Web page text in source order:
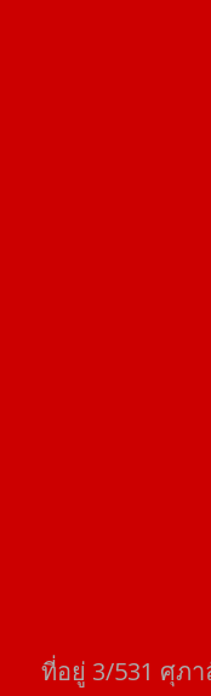
ที่อยู่​ 3/531​ ศุภ